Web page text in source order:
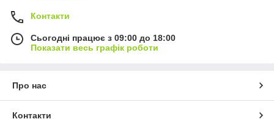
Контакти
Сьогодні працює з 09:00 до 18:00
Показати весь графік роботи
Про нас
Контакти